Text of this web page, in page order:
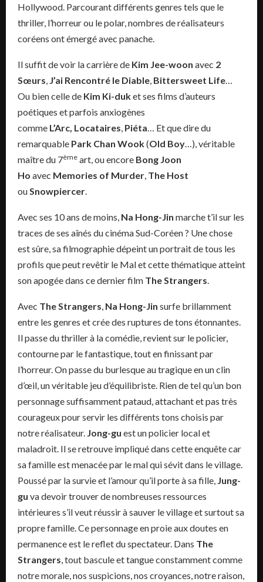
Hollywood. Parcourant différents genres tels que le
thriller, l’horreur ou le polar, nombres de réalisateurs
coréens ont émergé avec panache.
Il suffit de voir la carrière de Kim Jee-woon avec 2
Sœurs, J’ai Rencontré le Diable, Bittersweet Life…
Ou bien celle de Kim Ki-duket ses films d’auteurs
poétiques et parfois anxiogènes
comme L’Arc, Locataires, Piéta… Et que dire du
remarquable Park Chan Wook(Old Boy…), véritable
maître du 7ème art, ou encore Bong Joon
Ho avec Memories of Murder, The Host
ouSnowpiercer.
Avec ses 10 ans de moins, Na Hong-Jin marche t’il sur les
traces de ses aînés du cinéma Sud-Coréen ? Une chose
est sûre, sa filmographie dépeint un portrait de tous les
profils que peut revêtir le Mal et cette thématique atteint
son apogée dans ce dernier film The Strangers.
Avec The Strangers, Na Hong-Jin surfe brillamment
entre les genres et crée des ruptures de tons étonnantes.
Il passe du thriller à la comédie, revient sur le policier,
contourne par le fantastique, tout en finissant par
l’horreur. On passe du burlesque au tragique en un clin
d’œil, un véritable jeu d’équilibriste. Rien de tel qu’un bon
personnage suffisamment pataud, attachant et pas très
courageux pour servir les différents tons choisis par
notre réalisateur. Jong-gu est un policier local et
maladroit. Il se retrouve impliqué dans cette enquête car
sa famille est menacée par le mal qui sévit dans le village.
Poussé par la survie et l’amour qu’il porte à sa fille, Jung-
gu va devoir trouver de nombreuses ressources
intérieures s’il veut réussir à sauver le village et surtout sa
propre famille. Ce personnage en proie aux doutes en
permanence est le reflet du spectateur. Dans The
Strangers, tout bascule et tangue constamment comme
notre morale, nos suspicions, nos croyances, notre raison,